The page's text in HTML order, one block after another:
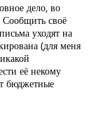
дело, во
Сообщить своё
уходят на
(для меня
её некому
бюджетные